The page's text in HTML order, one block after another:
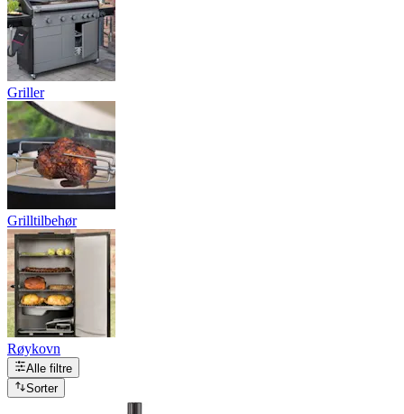
Griller
Grilltilbehør
Røykovn
Alle filtre
Sorter